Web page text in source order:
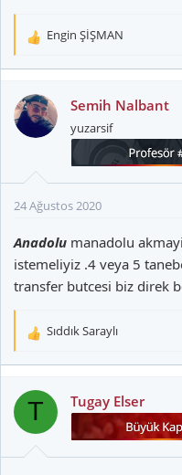
T
k
i
l
Engin ŞİŞMAN
Semih Nalbant
yuzarsif
24 Ağustos 2020
Anadolu manadolu
istemeliyiz .4 veya 5
transfer butcesi biz direk
T
k
l
Sıddık Saraylı
T Tugay Elser